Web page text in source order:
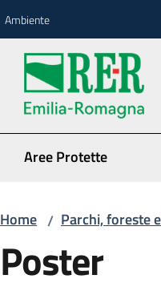
Ambiente
Aree Protette
Home / Parchi, foreste
Poster